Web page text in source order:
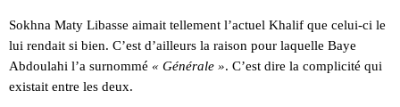
Sokhna Maty Libasse aimait tellement l’actuel Khalif que celui-ci le
lui rendait si bien. C’est d’ailleurs la raison pour laquelle Baye
Abdoulahi l’a surnommé « Générale ». C’est dire la complicité qui
existait entre les deux.